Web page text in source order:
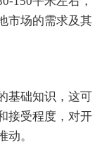
市场的需求及其
基础知识，这可
接受程度，对开
。